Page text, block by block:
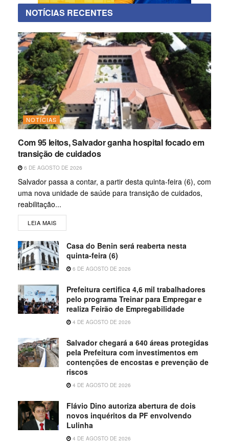
NOTÍCIAS RECENTES
NOTÍCIAS
Com 95 leitos, Salvador ganha hospital focado em
transição de cuidados
6 DE AGOSTO DE 2026
Salvador passa a contar, a partir desta quinta-feira (6), com
uma nova unidade de saúde para transição de cuidados,
reabilitação...
LEIA MAIS
Casa do Benin será reaberta nesta
quinta-feira (6)
6 DE AGOSTO DE 2026
Prefeitura certifica 4,6 mil trabalhadores
pelo programa Treinar para Empregar e
realiza Feirão de Empregabilidade
4 DE AGOSTO DE 2026
Salvador chegará a 640 áreas protegidas
pela Prefeitura com investimentos em
contenções de encostas e prevenção de
riscos
4 DE AGOSTO DE 2026
Flávio Dino autoriza abertura de dois
novos inquéritos da PF envolvendo
Lulinha
4 DE AGOSTO DE 2026